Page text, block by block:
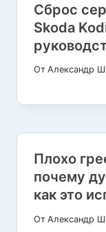
Сброс
Skoda
От Александр
Плохо
почему
как это
От Александр